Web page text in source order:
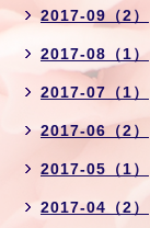
2017-09（2）
2017-08（1）
2017-07（1）
2017-06（2）
2017-05（1）
2017-04（2）